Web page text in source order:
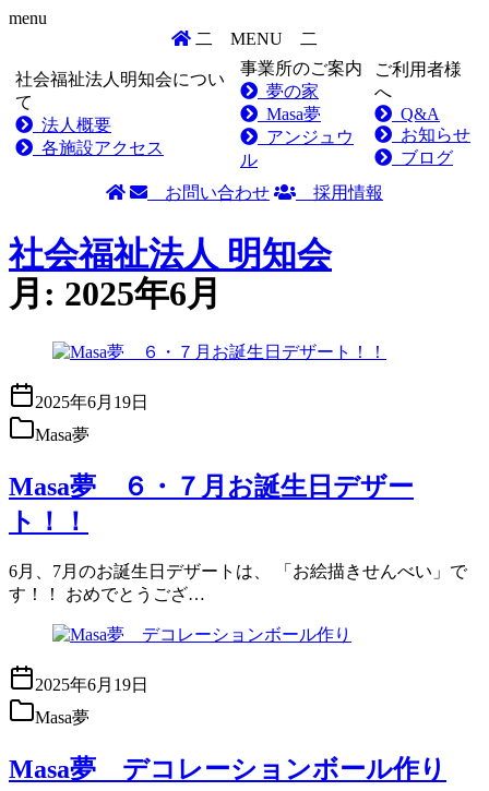
menu
二
MENU 二
社会福祉法人明知会につい
て
法人概要
各施設アクセス
事業所のご案内
夢の家
Masa夢
アンジュウ
ル
ご利用者様
へ
Q&A
お知らせ
ブログ
お問い合わせ
採用情報
to
content
社会福祉法人 明知会
月: 2025年6月
2025年6月19日
Masa夢
Masa夢 ６・７月お誕生日デザー
ト！！
6月、7月のお誕生日デザートは、 「お絵描きせんべい」で
す！！ おめでとうござ…
2025年6月19日
Masa夢
Masa夢 デコレーションボール作り